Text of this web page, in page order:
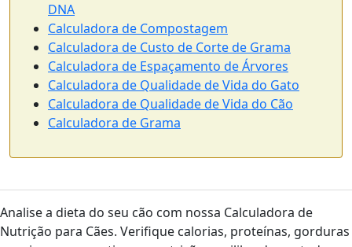
DNA
Calculadora de Compostagem
Calculadora de Custo de Corte de Grama
Calculadora de Espaçamento de Árvores
Calculadora de Qualidade de Vida do Gato
Calculadora de Qualidade de Vida do Cão
Calculadora de Grama
Analise a dieta do seu cão com nossa Calculadora de
Nutrição para Cães. Verifique calorias, proteínas, gorduras